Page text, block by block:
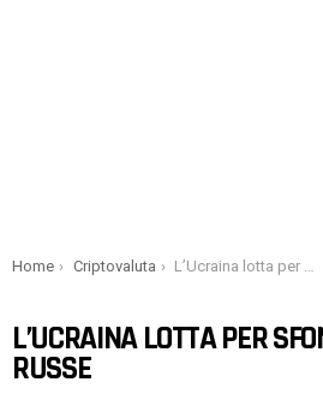
You are here:
Home Criptovaluta L’Ucraina lotta per sfondare le linee russe
L’UCRAINA LOTTA PER
RUSSE